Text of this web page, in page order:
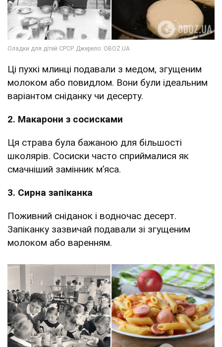
Ці пухкі млинці подавали з медом, згущеним
молоком або повидлом. Вони були ідеальним
варіантом сніданку чи десерту.
2. Макарони з сосисками
Ця страва була бажаною для більшості
школярів. Сосиски часто сприймалися як
смачніший замінник м’яса.
3. Сирна запіканка
Поживний сніданок і водночас десерт.
Запіканку зазвичай подавали зі згущеним
молоком або варенням.